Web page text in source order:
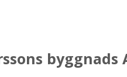
byggnads